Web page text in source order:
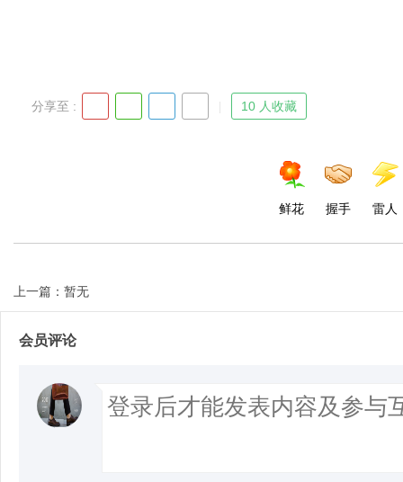
分享至 : 10 人收藏
鲜花 握手 雷人
上一篇：暂无
会员评论